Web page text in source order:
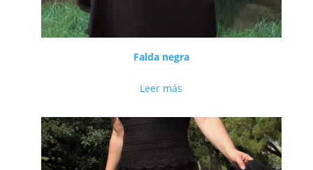
Falda negra
Leer más